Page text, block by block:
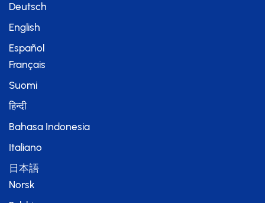
Deutsch
English
Español
Français
Suomi
हिन्दी
Bahasa Indonesia
Italiano
日本語
Norsk